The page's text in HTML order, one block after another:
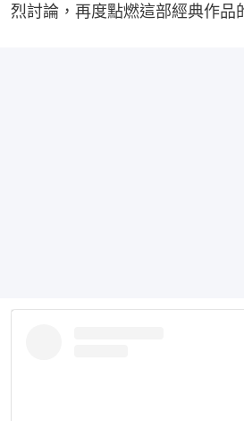
烈討論，再度點燃這部經典作品